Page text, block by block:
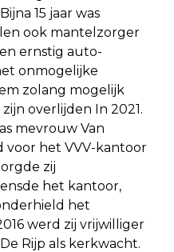
15 jaar was
ook mantelzorger
ernstig auto-
onmogelijke
zolang mogelijk
overlijden In 2021.
mevrouw Van
voor het VVV-kantoor
zij
het kantoor,
het
werd zij vrijwilliger
Rijp als kerkwacht.